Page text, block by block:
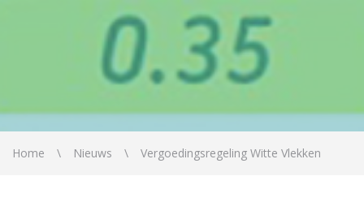
Home Nieuws Vergoedingsregeling Witte Vlekken